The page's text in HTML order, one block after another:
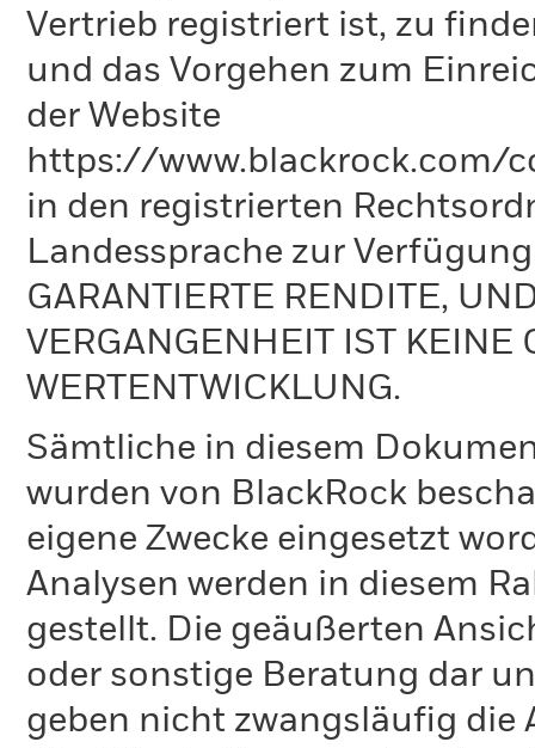
Vertrieb registriert ist, zu
und das Vorgehen zum
der Website
https://www.blackrock.com/
in den registrierten
Landessprache zur
GARANTIERTE RENDITE,
VERGANGENHEIT IST KEINE
WERTENTWICKLUNG.
Sämtliche in diesem
wurden von BlackRock
eigene Zwecke eingesetzt
Analysen werden in diesem
gestellt. Die geäußerten
oder sonstige Beratung dar
geben nicht zwangsläufig die